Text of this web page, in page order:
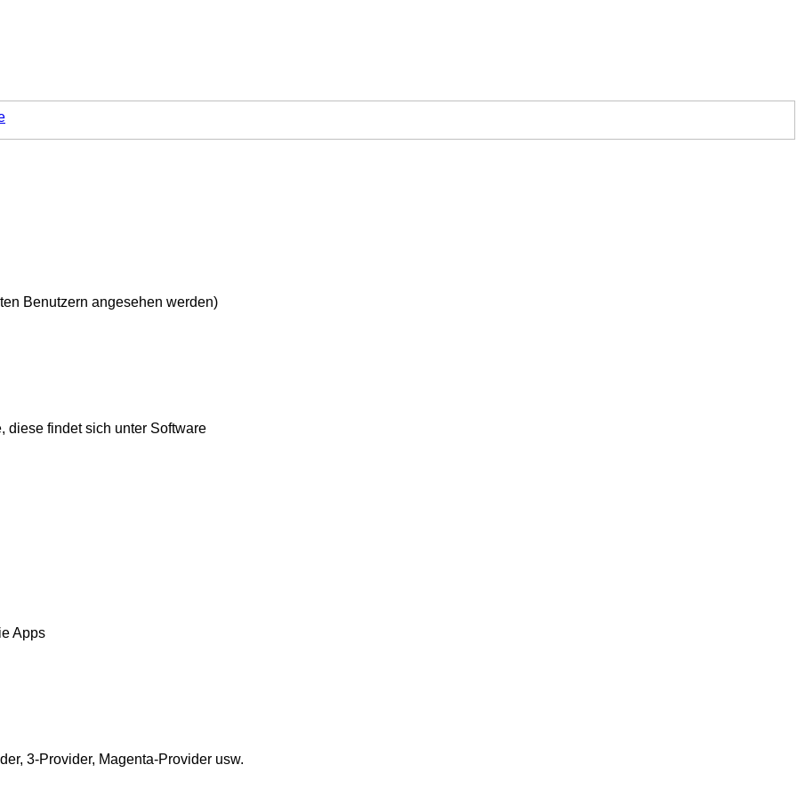
Benutzern angesehen werden)
diese findet sich unter Software
Apps
3-Provider, Magenta-Provider usw.